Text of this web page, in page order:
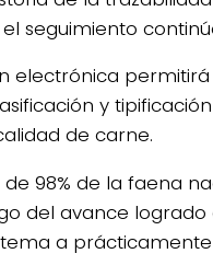
seguimiento
electrónica
y
de carne.
98% de la faena
del avance
a